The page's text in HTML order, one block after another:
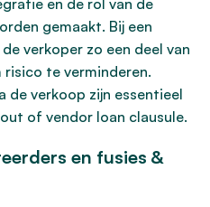
en de rol van de
gemaakt. Bij een
verkoper zo een deel van
te verminderen.
de verkoop zijn essentieel
of vendor loan clausule.
en fusies &